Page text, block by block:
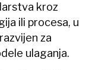
kroz
ili procesa, u
za
ulaganja.